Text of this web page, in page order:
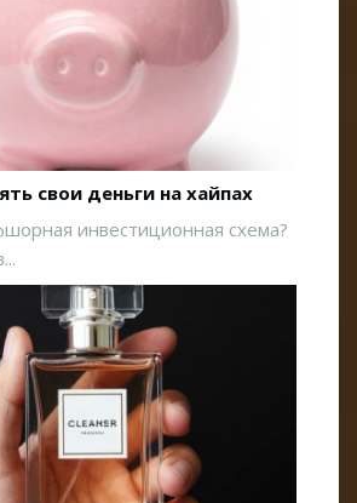
свои деньги на хайпах
инвестиционная схема?